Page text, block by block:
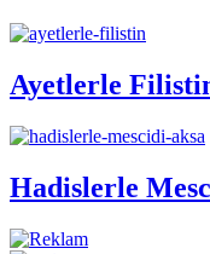
Ayetlerle
Hadislerle